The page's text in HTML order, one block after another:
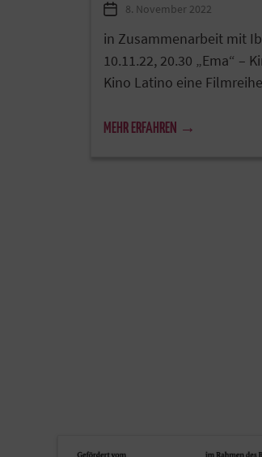
8. November 2022
in Zusammenarbeit mit
10.11.22, 20.30 „Ema“ –
Kino Latino eine
MEHR ERFAHREN →